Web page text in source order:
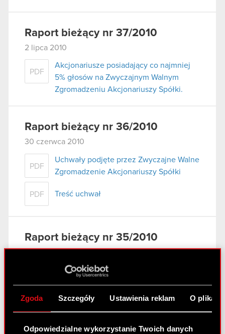
Zgoda Szczegóły Ustawienia reklam O
Odpowiedzialne wykorzystanie Twoich danych
Raport bieżący nr 37/2010
2 lipca 2010
PDF
Akcjonariusze posiadający co najmniej
5% głosów na Zwyczajnym Walnym
Zgromadzeniu Akcjonariuszy Spółki.
Raport bieżący nr 36/2010
30 czerwca 2010
PDF
Uchwały podjęte przez Zwyczajne Walne
Zgromadzenie Akcjonariuszy Spółki
PDF Treść uchwał
Raport bieżący nr 35/2010
29 czerwca 2010
Korekta raportu okresowego